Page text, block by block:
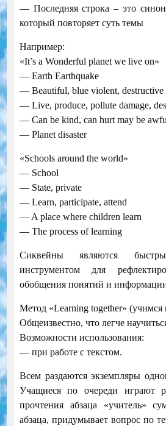
— Последняя строка – это
который повторяет суть темы
Например:
«It’s a Wonderful planet we live on»
— Earth Earthquake
— Beautiful, blue violent, destructive
— Live, produce, pollute damage,
— Can be kind, can hurt may be
— Planet disaster
«Schools around the world»
— School
— State, private
— Learn, participate, attend
— A place where children learn
— The process of learning
Cиквейны являются
инструментом для
обобщения понятий и
Метод «Learning together» (учимся
Общеизвестно, что легче
Возможности использования:
— при работе с текстом.
Всем раздаются экземпляры
Учащиеся по очереди играют
прочтения абзаца «учитель»
абзаца, придумывает вопрос по